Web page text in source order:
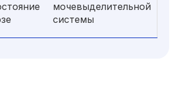
мочевыделительной
системы